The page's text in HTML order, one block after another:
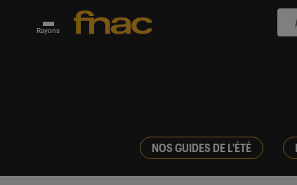
Rayons
NOS GUIDES DE L'ÉTÉ